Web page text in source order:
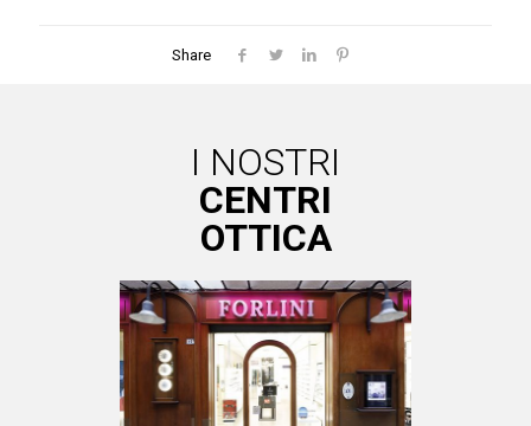
Share
I NOSTRI
CENTRI
OTTICA